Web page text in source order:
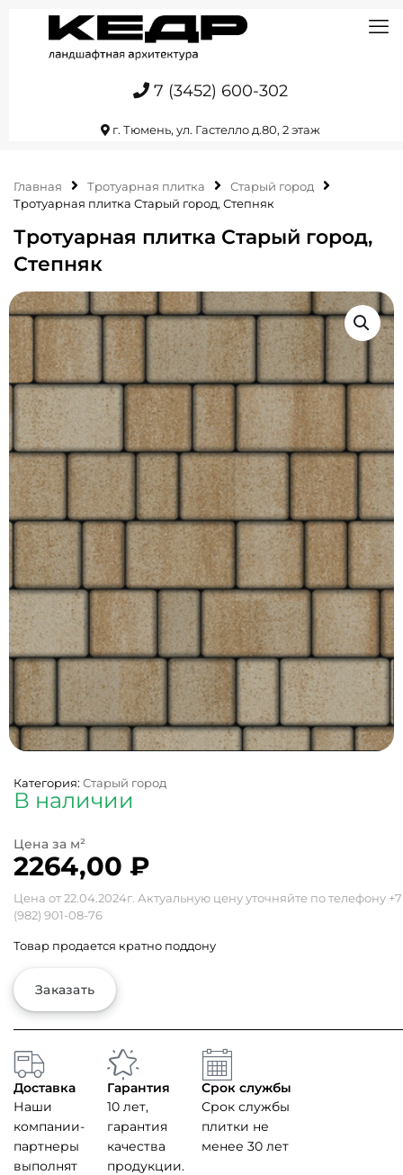
7 (3452) 600-302
г. Тюмень, ул. Гастелло д.80, 2 этаж
Главная Тротуарная плитка
Старый город
Тротуарная плитка Старый город, Степняк
Тротуарная плитка Старый город,
Степняк
Категория: Старый город
В наличии
2264,00 ₽
Цена от 22.04.2024г. Актуальную цену уточняйте по телефону +7
(982) 901-08-76
Товар продается кратно поддону
Заказать
Доставка
Наши
компании-
партнеры
выполнят
Гарантия
10 лет,
гарантия
качества
продукции.
Срок службы
Срок службы
плитки не
менее 30 лет